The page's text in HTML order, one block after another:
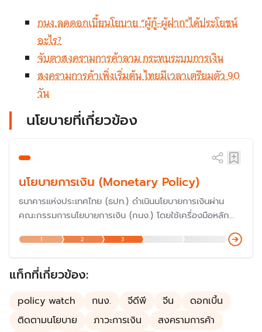
กนง.ลดดอกเบี้ยนโยบาย “ผู้กู้-ผู้ฝาก”ได้ประโยชน์
อะไร?
จับตาสงครามการค้าลาม กระทบระบบการเงิน
สงครามการค้าเพิ่งเริ่มต้น ไทยมีเวลาเตรียมตัว 90
วัน
นโยบายที่เกี่ยวข้อง
นโยบายการเงิน (Monetary Policy)
ธนาคารแห่งประเทศไทย (ธปท.) ดำเนินนโยบายการเงินผ่าน
คณะกรรมการนโยบายการเงิน (กนง.) โดยใช้เครื่องมือหลัก
บริการ ไม่ให้เปลี่ยนแปลงเร็วเกินไปจนกระทบกับเศรษฐกิจ โด
ยกนง.มีการตั้งขึ้นเมื่อปี 2551 ทำให้การกำหนดนโยบายการงินข
องไทย "ก้าวสู่ยุคใหม่"
1 2 3
แท็กที่เกี่ยวข้อง:
policy watch กนง. จีดีพี จีน
ดอกเบี้น
ติดตามนโยบาย
ภาวะการเงิน
สงครามการค้า